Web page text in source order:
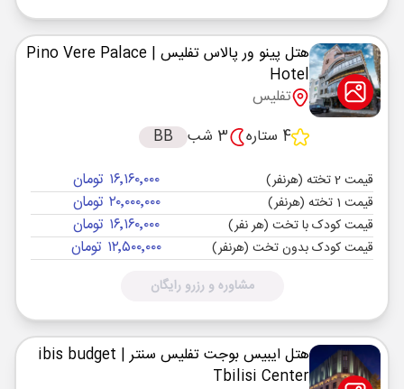
هتل پینو ور پالاس تفلیس | Pino Vere Palace
Hotel
تفلیس
4 ستاره
3 شب BB
قیمت 2 تخته (هرنفر) ۱۶٬۱۶۰٬۰۰۰ تومان
قیمت 1 تخته (هرنفر) ۲۰٬۰۰۰٬۰۰۰ تومان
قیمت کودک با تخت (هر نفر) ۱۶٬۱۶۰٬۰۰۰ تومان
قیمت کودک بدون تخت (هرنفر) ۱۲٬۵۰۰٬۰۰۰ تومان
مشاوره و رزرو رایگان
هتل ایبیس بوجت تفلیس سنتر | ibis budget
Tbilisi Center